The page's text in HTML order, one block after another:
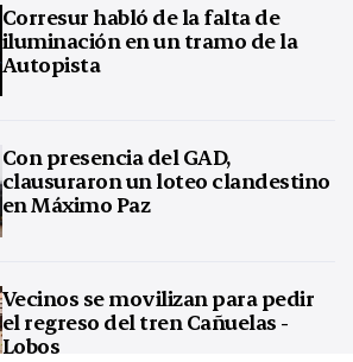
Corresur habló de la falta de
iluminación en un tramo de la
Autopista
Con presencia del GAD,
clausuraron un loteo clandestino
en Máximo Paz
Vecinos se movilizan para pedir
el regreso del tren Cañuelas -
Lobos